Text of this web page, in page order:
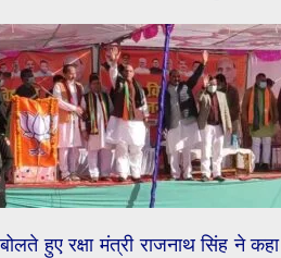
हुए रक्षा मंत्री राजनाथ सिंह ने